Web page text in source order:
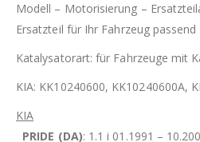
Modell – Motorisierung –
Ersatzteil für Ihr Fahrzeug passend
Katalysatorart: für Fahrzeuge mit
KIA: KK10240600, KK10240600A,
KIA
PRIDE (DA): 1.1 i 01.1991 –